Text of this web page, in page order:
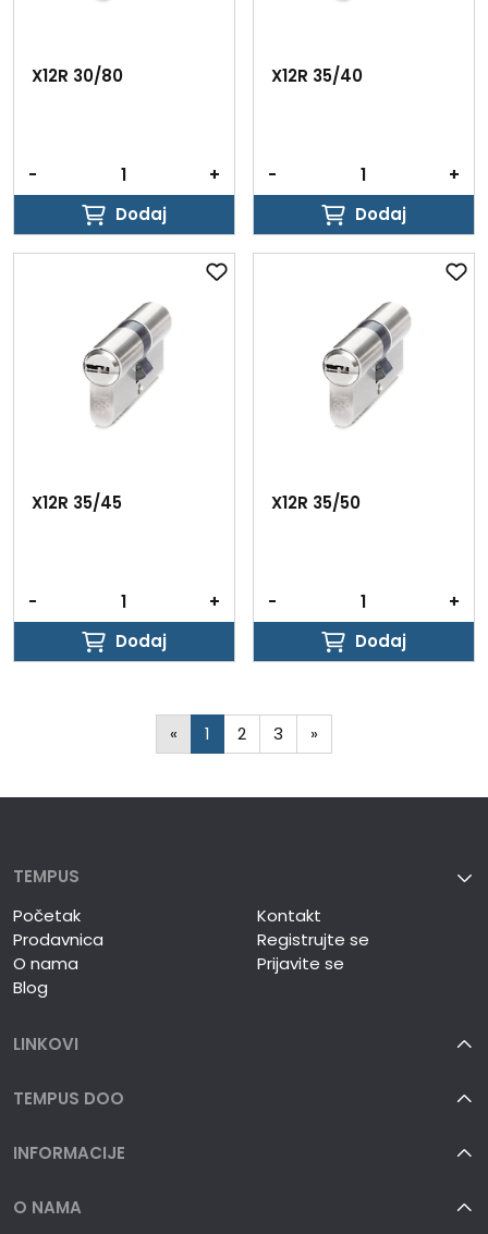
X12R 30/80
-
+
Dodaj
Dodaj
X12R 35/40
-
+
Dodaj
Dodaj
X12R 35/45
-
+
Dodaj
Dodaj
X12R 35/50
-
+
Dodaj
Dodaj
« 1 2 3 »
TEMPUS
Početak
Prodavnica
O nama
Blog
Kontakt
Registrujte se
Prijavite se
LINKOVI
TEMPUS DOO
INFORMACIJE
O NAMA